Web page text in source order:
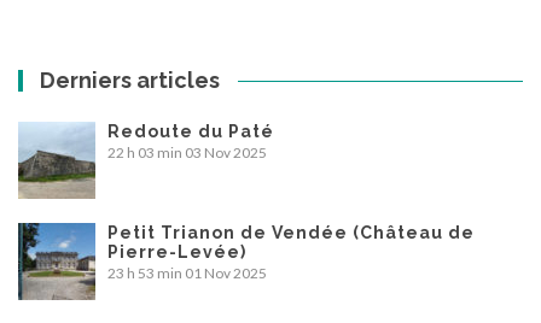
Derniers articles
Redoute du Paté
22 h 03 min 03 Nov 2025
Petit Trianon de Vendée (Château de
Pierre-Levée)
23 h 53 min 01 Nov 2025